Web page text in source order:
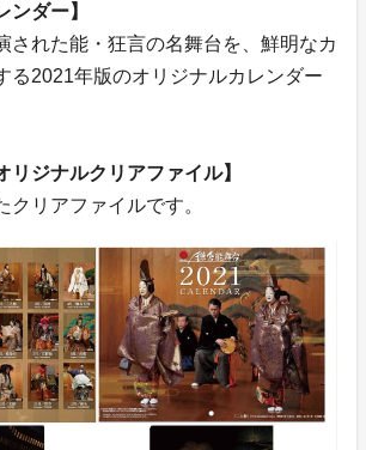
ンダー】
された能・狂言の名舞台を、鮮明なカ
る2021年版のオリジナルカレンダー
リジナルクリアファイル】
クリアファイルです。